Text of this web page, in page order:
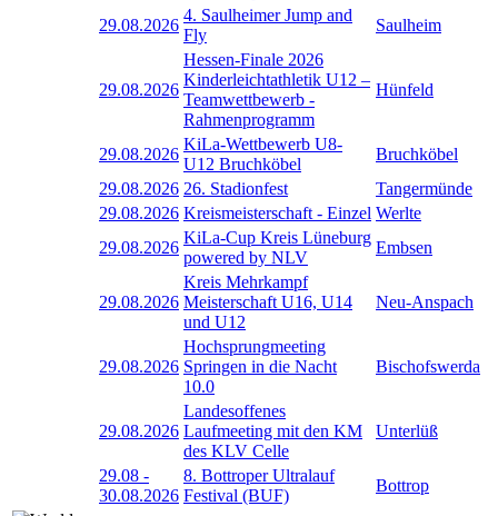
29.08.2026
4. Saulheimer Jump and
Fly
Saulheim
29.08.2026
Hessen-Finale 2026
Kinderleichtathletik U12 –
Teamwettbewerb -
Rahmenprogramm
Hünfeld
29.08.2026
KiLa-Wettbewerb U8-
U12 Bruchköbel
Bruchköbel
29.08.2026 26. Stadionfest
Tangermünde
29.08.2026 Kreismeisterschaft - Einzel Werlte
29.08.2026
KiLa-Cup Kreis Lüneburg
powered by NLV
Embsen
29.08.2026
Kreis Mehrkampf
Meisterschaft U16, U14
und U12
Neu-Anspach
29.08.2026
Hochsprungmeeting
Springen in die Nacht
10.0
Bischofswerda
29.08.2026
Landesoffenes
Laufmeeting mit den KM
des KLV Celle
Unterlüß
29.08 -
30.08.2026
8. Bottroper Ultralauf
Festival (BUF)
Bottrop